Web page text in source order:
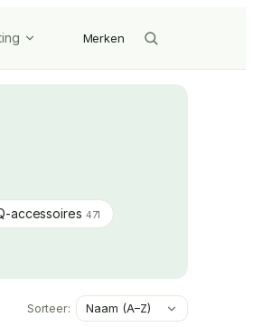
Merken
accessoires 471
Sorteer: